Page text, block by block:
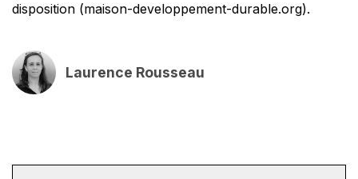
disposition (maison-developpement-durable.org).
Laurence Rousseau